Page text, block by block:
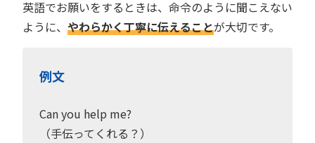
英語でお願いをするときは、命令のように聞こえない
ように、 やわらかく丁寧に伝えることが大切です。
例文
Can you help me?
（手伝ってくれる？）